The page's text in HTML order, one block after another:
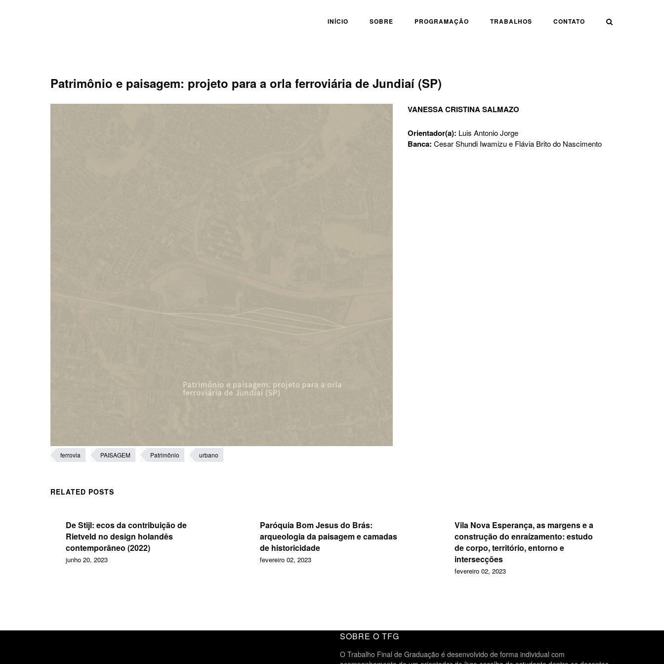
INÍCIO SOBRE PROGRAMAÇÃO TRABALHOS CONTATO
Patrimônio e paisagem: projeto para a orla ferroviária de Jundiaí (SP)
VANESSA CRISTINA SALMAZO
Orientador(a): Luis Antonio Jorge
Banca:Cesar Shundi Iwamizu e Flávia Brito do Nascimento
ferrovia PAISAGEM Patrimônio urbano
RELATED POSTS
De Stijl: ecos da contribuição de
Rietveld no design holandês
contemporâneo (2022)
junho 20, 2023
Paróquia Bom Jesus do Brás:
arqueologia da paisagem e camadas
de historicidade
fevereiro 02, 2023
Vila Nova Esperança, as margens e a
construção do enraízamento: estudo
de corpo, território, entorno e
intersecções
fevereiro 02, 2023
SOBRE O TFG
O Trabalho Final de Graduação é desenvolvido de forma individual com